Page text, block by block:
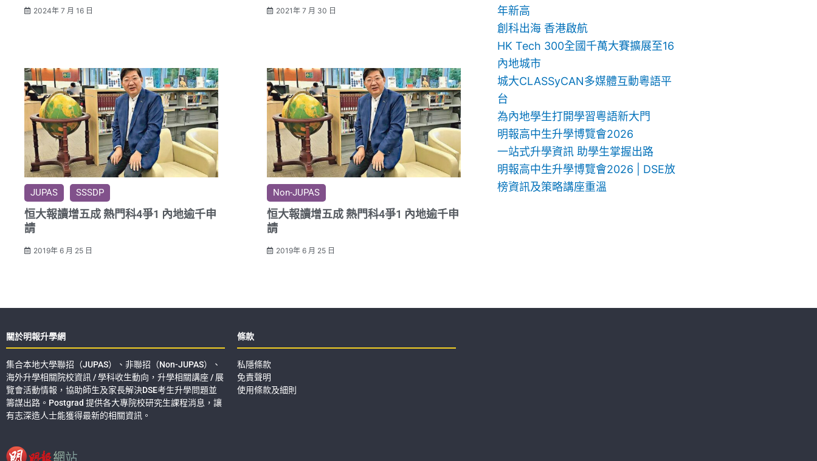
2024年 7 月 16 日 2021年 7 月 30 日
JUPAS SSSDP
恒大報讀增五成 熱門科4爭1 內地逾千申
請
2019年 6 月 25 日
Non-JUPAS
恒大報讀增五成 熱門科4爭1 內地逾千申
請
2019年 6 月 25 日
年新高
創科出海 香港啟航
HK Tech 300全國千萬大賽擴展至16
內地城市
城大CLASSyCAN多媒體互動粵語平
台
為內地學生打開學習粵語新大門
明報高中生升學博覽會2026
一站式升學資訊 助學生掌握出路
明報高中生升學博覽會2026 | DSE放
榜資訊及策略講座重溫
關於明報升學網
集合本地大學聯招（JUPAS）、非聯招（Non-JUPAS）、
海外升學相關院校資訊 / 學科收生動向，升學相關講座 / 展
覽會活動情報，協助師生及家長解決DSE考生升學問題並
籌謀出路。Postgrad 提供各大專院校研究生課程消息，讓
有志深造人士能獲得最新的相關資訊。
條款
私隱條款
免責聲明
使用條款及細則